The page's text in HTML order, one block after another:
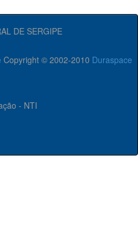
DE SERGIPE
Copyright © 2002-2010 Duraspace
- NTI